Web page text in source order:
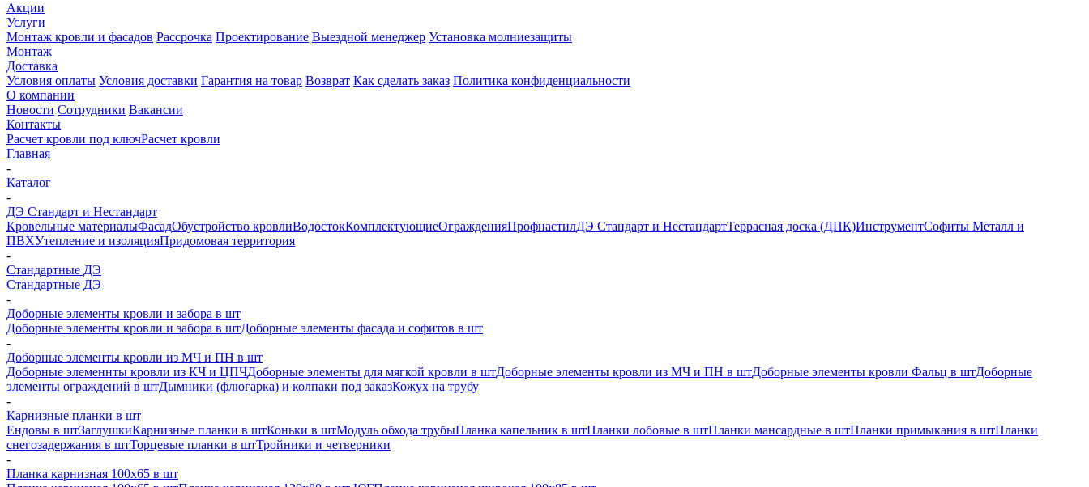
Акции
Услуги
Монтаж кровли и фасадов Рассрочка Проектирование Выездной менеджер Установка молниезащиты
Монтаж
Доставка
Условия оплаты Условия доставки Гарантия на товар Возврат Как сделать заказ Политика конфиденциальности
О компании
Новости Сотрудники Вакансии
Контакты
Расчет кровли под ключРасчет кровли
Главная
-
Каталог
-
ДЭ Стандарт и Нестандарт
Кровельные материалыФасадОбустройство кровлиВодостокКомплектующиеОгражденияПрофнастилДЭ Стандарт и НестандартТеррасная доска (ДПК)ИнструментСофиты Металл и
ПВХУтепление и изоляцияПридомовая территория
-
Стандартные ДЭ
Стандартные ДЭ
-
Доборные элементы кровли и забора в шт
Доборные элементы кровли и забора в штДоборные элементы фасада и софитов в шт
-
Доборные элементы кровли из МЧ и ПН в шт
Доборные элеменнты кровли из КЧ и ЦПЧДоборные элементы для мягкой кровли в штДоборные элементы кровли из МЧ и ПН в штДоборные элементы кровли Фальц в штДоборные
элементы ограждений в штДымники (флюгарка) и колпаки под заказКожух на трубу
-
Карнизные планки в шт
Ендовы в штЗаглушкиКарнизные планки в штКоньки в штМодуль обхода трубыПланка капельник в штПланки лобовые в штПланки мансардные в штПланки примыкания в штПланки
снегозадержания в штТорцевые планки в штТройники и четверники
-
Планка карнизная 100х65 в шт